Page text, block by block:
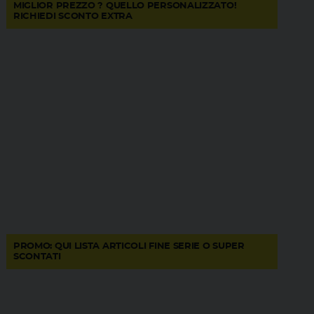
MIGLIOR PREZZO ? QUELLO PERSONALIZZATO!
RICHIEDI SCONTO EXTRA
PROMO: QUI LISTA ARTICOLI FINE SERIE O SUPER
SCONTATI